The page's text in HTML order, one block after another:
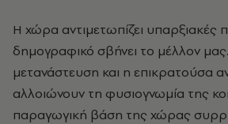
Η χώρα αντιμετωπίζει υπαρξιακές
δημογραφικό σβήνει το μέλλον
μετανάστευση και η επικρατούσα
αλλοιώνουν τη φυσιογνωμία της
παραγωγική βάση της χώρας